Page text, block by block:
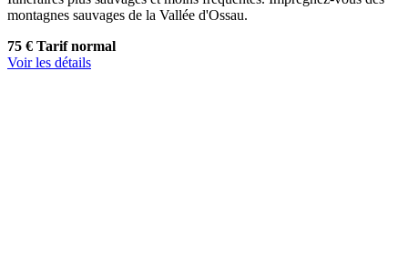
montagnes sauvages de la Vallée d'Ossau.
75 € Tarif normal
Voir les détails